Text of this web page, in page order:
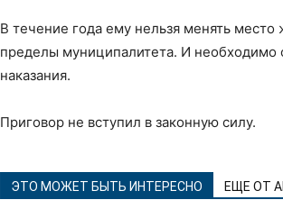
В течение года ему нельзя менять
пределы муниципалитета. И необходимо
наказания.
Приговор не вступил в законную силу.
ЭТО МОЖЕТ БЫТЬ ИНТЕРЕСНО ЕЩЕ ОТ